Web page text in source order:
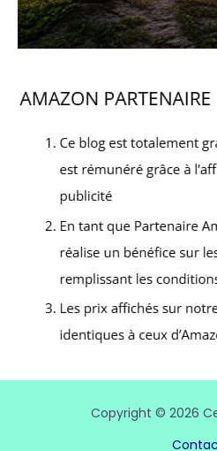
Copyright © 2026